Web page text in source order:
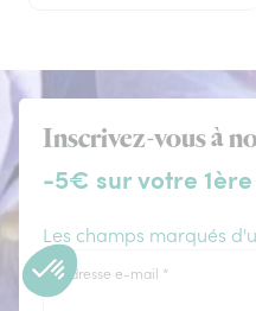
Inscrivez-vous à
-5€ sur votre
Les champs marqués
Adresse e-mail *